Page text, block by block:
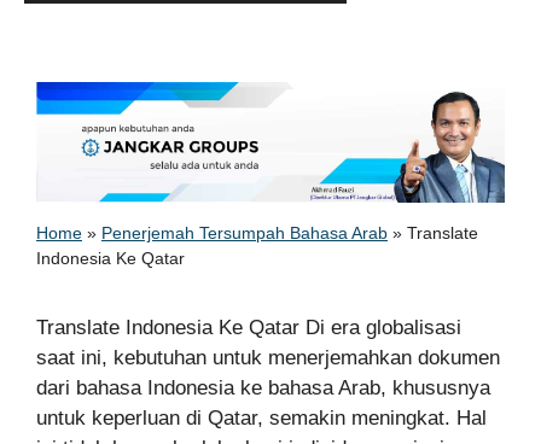
Home » Penerjemah Tersumpah Bahasa Arab » Translate
Indonesia Ke Qatar
Translate Indonesia Ke Qatar Di era globalisasi
saat ini, kebutuhan untuk menerjemahkan dokumen
dari bahasa Indonesia ke bahasa Arab, khususnya
untuk keperluan di Qatar, semakin meningkat. Hal